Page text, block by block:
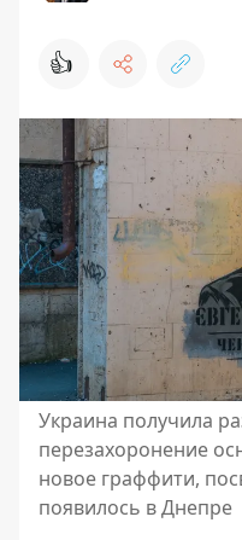
👍
Украина получила
перезахоронение
новое граффити,
появилось в Днепре